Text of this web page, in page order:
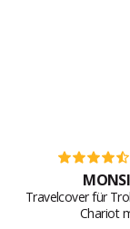
Travelcover für
Chariot